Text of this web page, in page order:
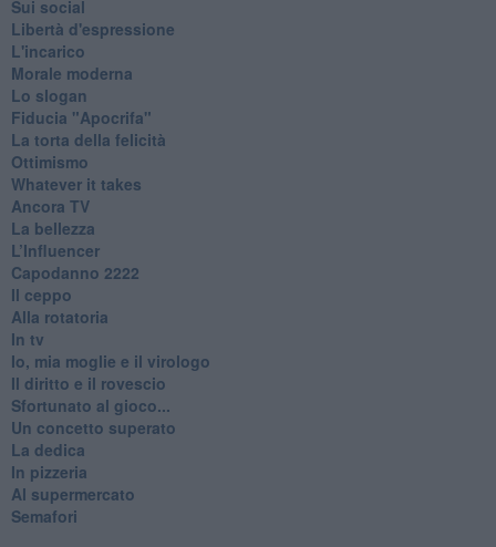
Sui social
Libertà d'espressione
L'incarico
Morale moderna
Lo slogan
Fiducia "Apocrifa"
La torta della felicità
Ottimismo
Whatever it takes
Ancora TV
La bellezza
L’Influencer
​Capodanno 2222
Il ceppo
Alla rotatoria
In tv
Io, mia moglie e il virologo
Il diritto e il rovescio
Sfortunato al gioco...
Un concetto superato
La dedica
In pizzeria
Al supermercato
Semafori